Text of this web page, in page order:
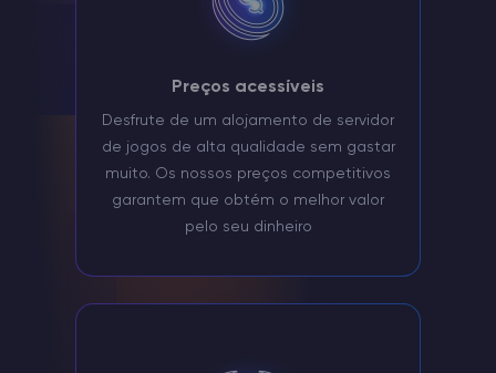
Preços acessíveis
Desfrute de um alojamento de servidor
de jogos de alta qualidade sem gastar
muito. Os nossos preços competitivos
garantem que obtém o melhor valor
pelo seu dinheiro